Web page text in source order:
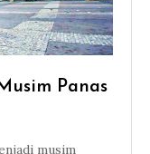
Panas
musim